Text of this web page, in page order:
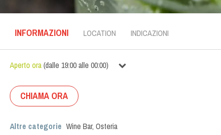
INFORMAZIONI LOCATION INDICAZIONI
Aperto ora(dalle 19:00alle 00:00)
CHIAMA ORA
Altre categorie Wine Bar, Osteria